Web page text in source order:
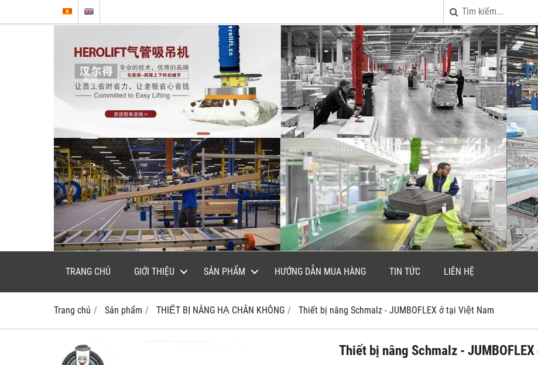
TRANG CHỦ GIỚI THIỆU SẢN PHẨM HƯỚNG DẪN MUA HÀNG TIN TỨC LIÊN HỆ
Trang chủ Sản phẩm THIẾT BỊ NÂNG HẠ CHÂN KHÔNG Thiết bị nâng Schmalz - JUMBOFLEX ở tại Việt Nam
Thiết bị nâng Schmalz -